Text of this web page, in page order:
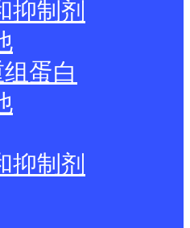
抑制剂
蛋白
抑制剂